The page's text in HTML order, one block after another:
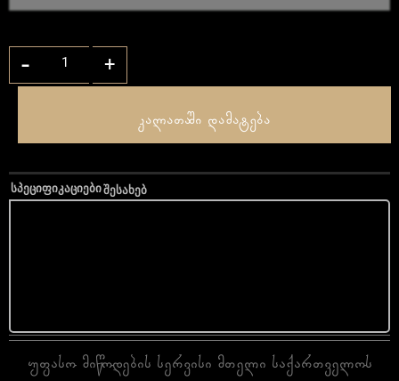
- +
კალათაში დამატება
სპეციფიკაციებიშესახებ
უფასო მიწოდების სერვისი მთელი საქართველოს